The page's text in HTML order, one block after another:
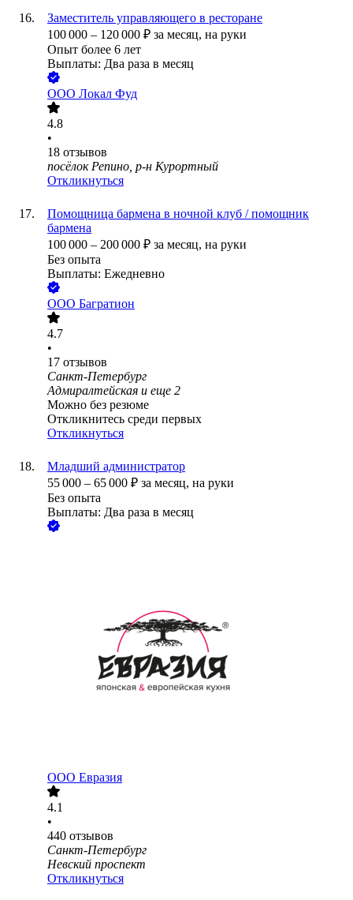
Заместитель управляющего в ресторане
100 000 – 120 000 ₽ за месяц, на руки
Опыт более 6 лет
Выплаты: Два раза в месяц
ООО Локал Фуд
4.8
•
18 отзывов
посёлок Репино, р-н Курортный
Откликнуться
Помощница бармена в ночной клуб / помощник
бармена
100 000 – 200 000 ₽ за месяц, на руки
Без опыта
Выплаты: Ежедневно
ООО Багратион
4.7
•
17 отзывов
Санкт-Петербург
Адмиралтейская и еще 2
Можно без резюме
Откликнитесь среди первых
Откликнуться
Младший администратор
55 000 – 65 000 ₽ за месяц, на руки
Без опыта
Выплаты: Два раза в месяц
ООО Евразия
4.1
•
440 отзывов
Санкт-Петербург
Невский проспект
Откликнуться